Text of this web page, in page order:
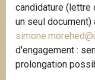
candidature (lettre
un seul document)
d'engagement :
prolongation